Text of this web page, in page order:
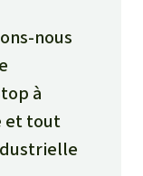
nous
à
et tout